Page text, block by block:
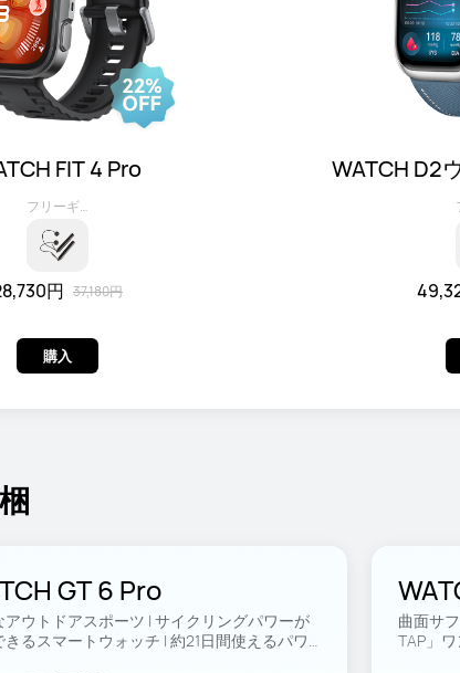
FIT 4 Pro
フリーギフト
円 37,180円
購入
WATCH D2
GT 6 Pro
アウトドアスポーツ | サイクリングパワーが
きるスマートウォッチ | 約21日間使えるパワ
曲面サ
TAP」